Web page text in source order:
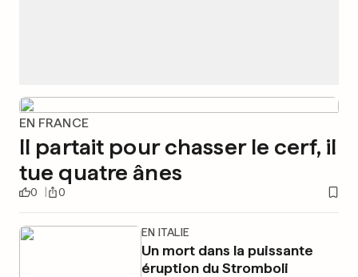
EN FRANCE
Il partait pour chasser le cerf, il
tue quatre ânes
0 0
EN ITALIE
Un mort dans la puissante
éruption du Stromboli